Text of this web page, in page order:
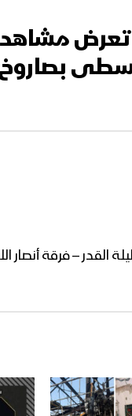
تعرض
بصاروخ
– فرقة أنصار الله –